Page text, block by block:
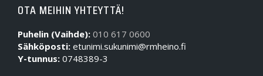
OTA MEIHIN YHTEYTTÄ!
Puhelin (Vaihde): 010 617 0600
Sähköposti: etunimi.sukunimi@rmheino.fi
Y-tunnus: 0748389-3